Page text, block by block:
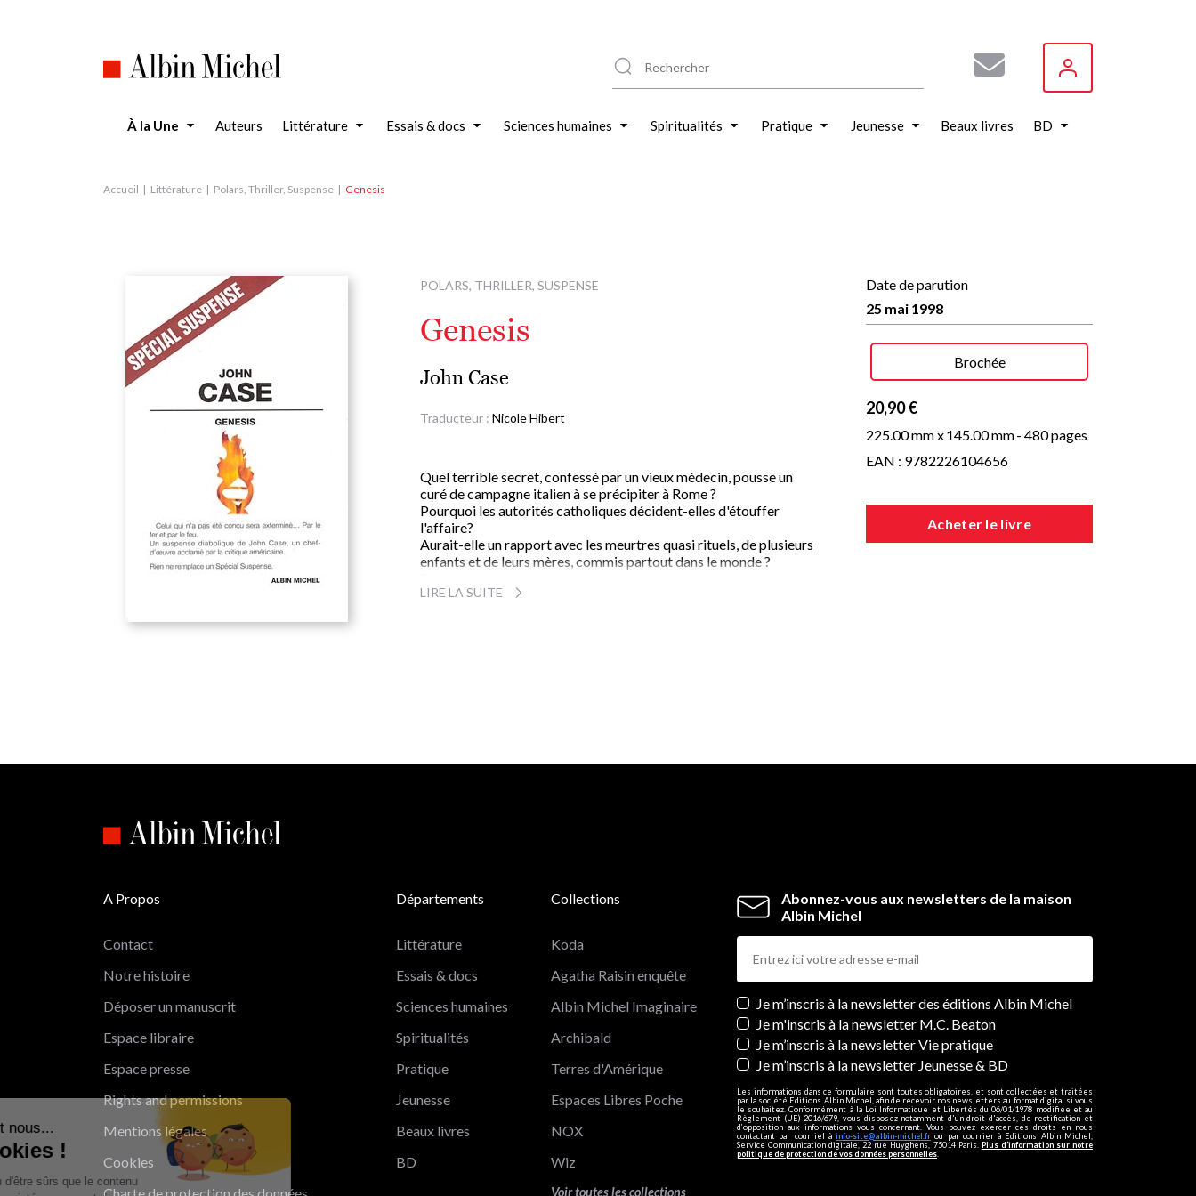
Salut c'est nous...
les Cookies !
On a attendu d'être sûrs que le contenu
À la Une Auteurs Littérature Essais & docs Sciences humaines Spiritualités Pratique Jeunesse Beaux livres BD
Accueil Littérature Polars, Thriller, Suspense Genesis
POLARS, THRILLER, SUSPENSE
Genesis
John Case
Traducteur : Nicole Hibert
Quel terrible secret, confessé par un vieux médecin, pousse un
curé de campagne italien à se précipiter à Rome ?
Pourquoi les autorités catholiques décident-elles d'étouffer
l'affaire?
Aurait-elle un rapport avec les meurtres quasi rituels, de plusieurs
enfants et de leurs mères, commis partout dans le monde ?
Lassiter, parent de deux victimes, est bien décidé à faire la
LIRE LA SUITE
Date de parution
25 mai 1998
Brochée
20,90 €
225.00 mm x145.00 mm- 480 pages
EAN : 9782226104656
Acheter le livre
Abonnez-vous aux newsletters de la maison
Albin Michel
Newsletters
Je m’inscris à la newsletter des éditions Albin Michel
Je m'inscris à la newsletter M.C. Beaton
Je m’inscris à la newsletter Vie pratique
Je m’inscris à la newsletter Jeunesse & BD
Les informations dans ce formulaire sont toutes obligatoires, et sont collectées et traitées
par la société Editions Albin Michel, afin de recevoir nos newsletters au format digital si vous
le souhaitez. Conformément à la Loi Informatique et Libertés du 06/01/1978 modifiée et au
Règlement (UE) 2016/679, vous disposez notamment d'un droit d'accès, de rectification et
d’opposition aux informations vous concernant. Vous pouvez exercer ces droits en nous
contactant par courriel àinfo-site@albin-michel.fr ou par courrier à Editions Albin Michel,
Service Communication digitale, 22 rue Huyghens, 75014 Paris. Plus d’information sur notre
politique de protection de vos données personnelles
A Propos
Contact
Notre histoire
Déposer un manuscrit
Espace libraire
Espace presse
Rights and permissions
Mentions légales
Cookies
Départements
Littérature
Essais & docs
Sciences humaines
Spiritualités
Pratique
Jeunesse
Beaux livres
BD
Collections
Koda
Agatha Raisin enquête
Albin Michel Imaginaire
Archibald
Terres d'Amérique
Espaces Libres Poche
NOX
Wiz
Voir toutes les collections